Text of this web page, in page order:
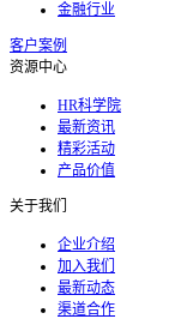
金融行业
客户案例
资源中心
HR科学院
最新资讯
精彩活动
产品价值
关于我们
企业介绍
加入我们
最新动态
渠道合作